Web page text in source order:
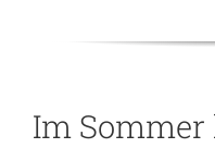
Im Sommer